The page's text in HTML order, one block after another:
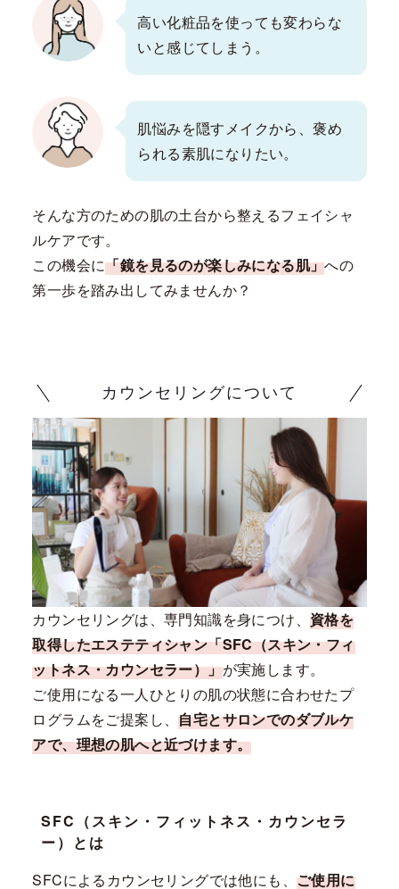
高い化粧品を使っても変わらな
いと感じてしまう。
肌悩みを隠すメイクから、褒め
られる素肌になりたい。
そんな方のための肌の土台から整えるフェイシャ
ルケアです。
この機会に「鏡を見るのが楽しみになる肌」への
第一歩を踏み出してみませんか？
カウンセリングについて
カウンセリングは、専門知識を身につけ、 資格を
取得したエステティシャン「SFC（スキン・フィ
ットネス・カウンセラー）」が実施します。
ご使用になる一人ひとりの肌の状態に合わせたプ
ログラムをご提案し、自宅とサロンでのダブルケ
アで、理想の肌へと近づけます。
SFC（スキン・フィットネス・カウンセラ
ー）とは
SFCによるカウンセリングでは他にも、 ご使用に